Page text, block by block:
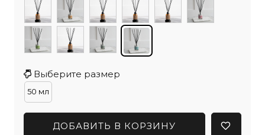
Выберите размер
50 мл
ДОБАВИТЬ В КОРЗИНУ